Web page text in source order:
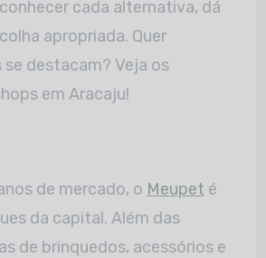
cada alternativa, dá
apropriada. Quer
destacam? Veja os
em Aracaju!
de mercado, o Meupet é
da capital. Além das
de brinquedos, acessórios e